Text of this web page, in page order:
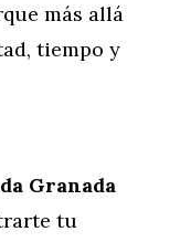
más allá
tiempo y
Granada
tu